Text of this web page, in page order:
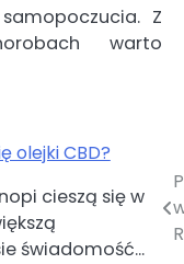
Z
warto
olejki CBD?
cieszą się w
świadomość…